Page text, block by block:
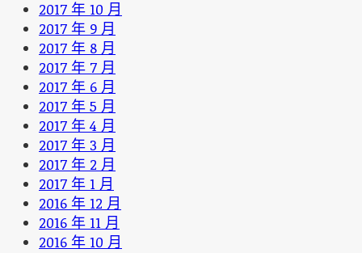
2017 年 10 月
2017 年 9 月
2017 年 8 月
2017 年 7 月
2017 年 6 月
2017 年 5 月
2017 年 4 月
2017 年 3 月
2017 年 2 月
2017 年 1 月
2016 年 12 月
2016 年 11 月
2016 年 10 月